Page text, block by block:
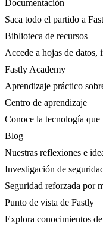
Documentación
Saca todo el partido a
Biblioteca de recursos
Accede a hojas de datos,
Fastly Academy
Aprendizaje práctico
Centro de aprendizaje
Conoce la tecnología
Blog
Nuestras reflexiones e
Investigación de
Seguridad reforzada por
Punto de vista de Fastly
Explora conocimientos